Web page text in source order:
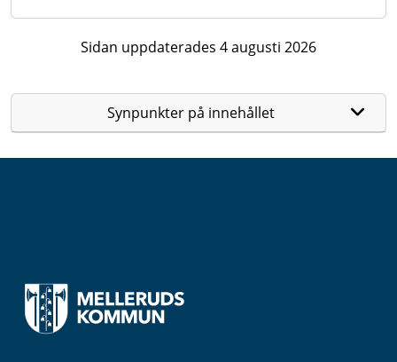
Sidan uppdaterades 4 augusti 2026
Synpunkter på innehållet